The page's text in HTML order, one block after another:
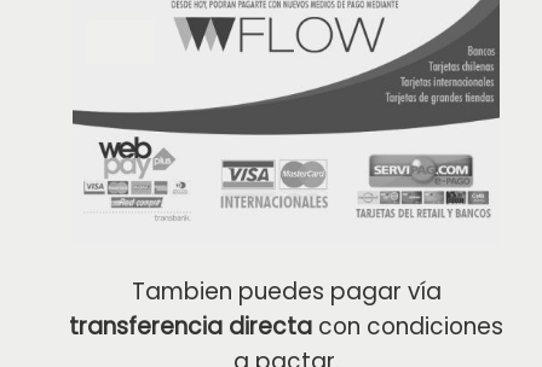
Tambien puedes pagar vía
transferencia directa con condiciones